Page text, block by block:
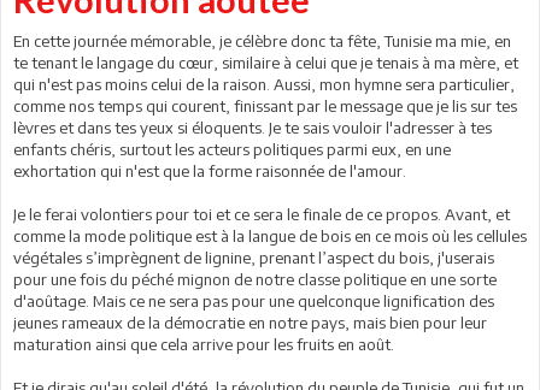
En cette journée mémorable, je célèbre donc ta fête, Tunisie ma mie, en
te tenant le langage du cœur, similaire à celui que je tenais à ma mère, et
qui n'est pas moins celui de la raison. Aussi, mon hymne sera particulier,
comme nos temps qui courent, finissant par le message que je lis sur tes
lèvres et dans tes yeux si éloquents. Je te sais vouloir l'adresser à tes
enfants chéris, surtout les acteurs politiques parmi eux, en une
exhortation qui n'est que la forme raisonnée de l'amour.
Je le ferai volontiers pour toi et ce sera le finale de ce propos. Avant, et
comme la mode politique est à la langue de bois en ce mois où les cellules
végétales s’imprègnent de lignine, prenant l’aspect du bois, j'userais
pour une fois du péché mignon de notre classe politique en une sorte
d'aoûtage. Mais ce ne sera pas pour une quelconque lignification des
jeunes rameaux de la démocratie en notre pays, mais bien pour leur
maturation ainsi que cela arrive pour les fruits en août.